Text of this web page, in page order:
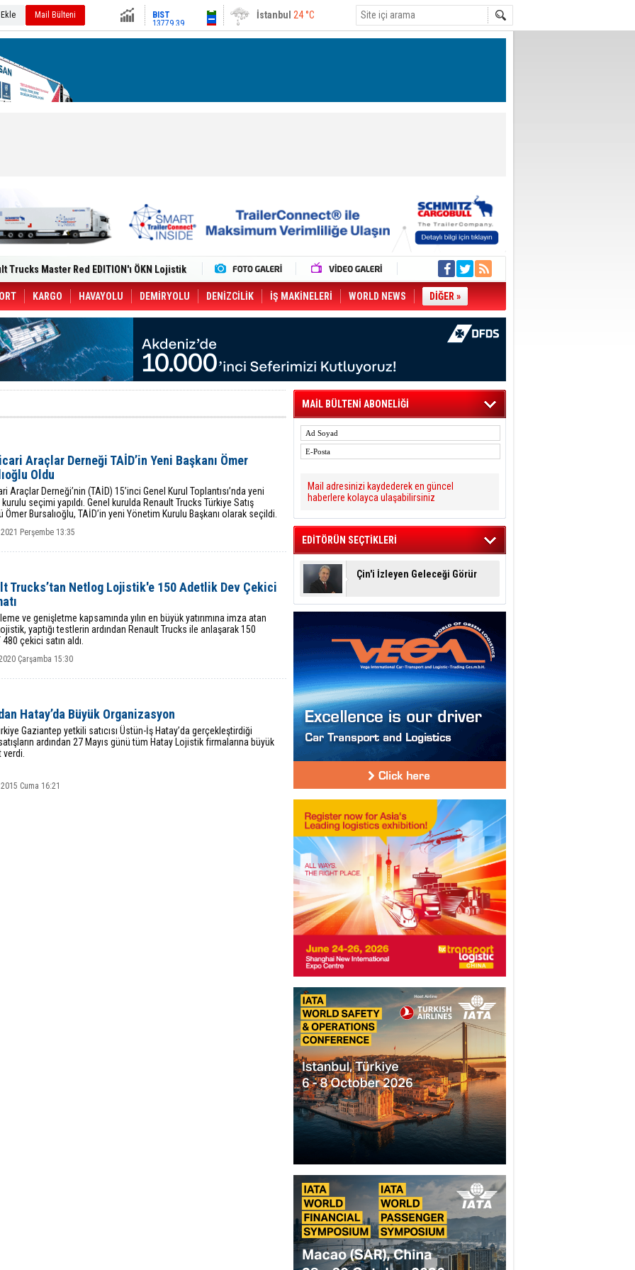
Mail Bülteni
Altın
Dolar47.6791
Ankara32 °C
Yeni Tesisiyle Küresel Büyümesini
Dron Saldırısı: 3 Mürettebatın
CCO'su Oldu
49 Destinasyonda İndirimli Taşıma
Kargo Haziran 2026 Döneminde %8.5
Dergi)
Dijitalleştiriyor
in June, Up 8.5%
ile Güçlendirdi
Saadia Zahidi Getirildi. IATA Tarihinde İlk
Zahidi as Director General
KARGO HAVAYOLU DEMİRYOLU DENİZCİLİK İŞ MAKİNELERİ WORLD NEWS DİĞER »
Araçlar Derneği TAİD’in Yeni Başkanı Ömer
Oldu
Araçlar Derneği’nin (TAİD) 15’inci Genel Kurul Toplantısı’nda yeni
seçimi yapıldı. Genel kurulda Renault Trucks Türkiye Satış
Ömer Bursalıoğlu, TAİD’in yeni Yönetim Kurulu Başkanı olarak seçildi.
Perşembe 13:35
Trucks’tan Netlog Lojistik'e 150 Adetlik Dev Çekici
ve genişletme kapsamında yılın en büyük yatırımına imza atan
yaptığı testlerin ardından Renault Trucks ile anlaşarak 150
çekici satın aldı.
Çarşamba 15:30
Hatay’da Büyük Organizasyon
Gaziantep yetkili satıcısı Üstün-İş Hatay’da gerçekleştirdiği
satışların ardından 27 Mayıs günü tüm Hatay Lojistik firmalarına büyük
verdi.
Cuma 16:21
MAİL BÜLTENİ ABONELİĞİ
Mail adresinizi kaydederek en güncel
haberlere kolayca ulaşabilirsiniz
EDİTÖRÜN SEÇTİKLERİ
Çin'i İzleyen Geleceği Görür